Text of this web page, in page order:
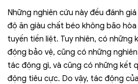
Những nghiên cứu này đều đánh
độ ăn giàu chất béo không bão
tuyến tiền liệt. Tuy nhiên, có
động bảo vệ, cũng có những
tác động gì, và cũng có những kết
động tiêu cực. Do vậy, tác động